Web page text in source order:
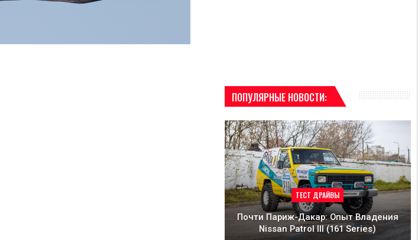
ПОПУЛЯРНЫЕ НОВОСТИ:
ТЕСТ ДРАЙВЫ
Почти Париж-Дакар: Опыт Владения
Nissan Patrol III (161 Series)